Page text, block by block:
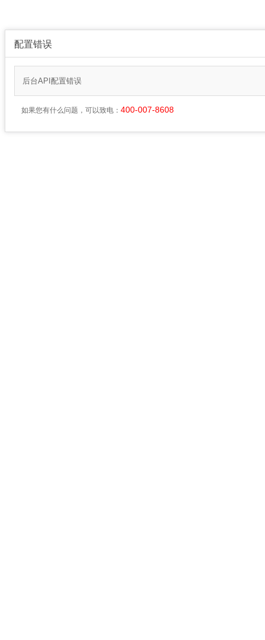
配置错误
后台API配置错误
如果您有什么问题，可以致电： 400-007-8608